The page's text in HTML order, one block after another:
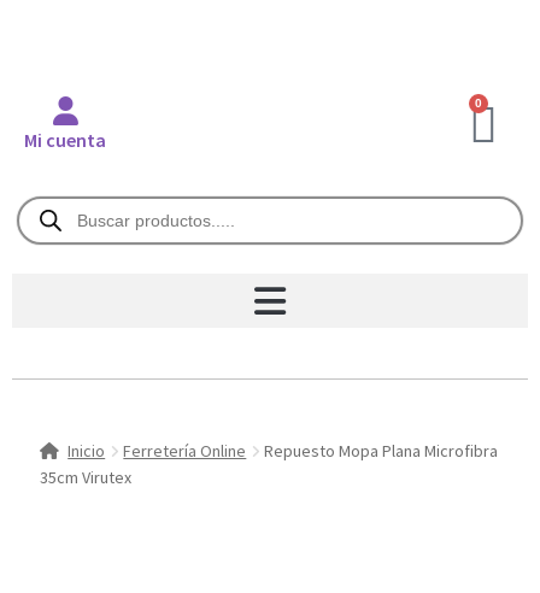
Mi cuenta
0
Inicio Ferretería Online
Repuesto Mopa Plana Microfibra
35cm Virutex